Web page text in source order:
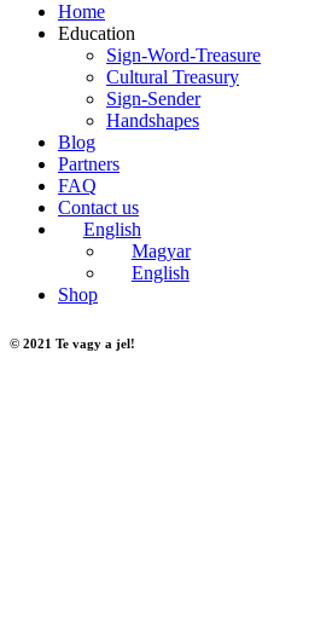
Home
Education
Sign-Word-Treasure
Cultural Treasury
Sign-Sender
Handshapes
Blog
Partners
FAQ
Contact us
English
Magyar
English
Shop
© 2021 Te vagy a jel!